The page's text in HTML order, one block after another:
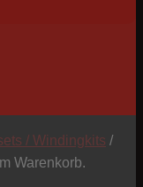
Warenkorb.
/ Windingkits /